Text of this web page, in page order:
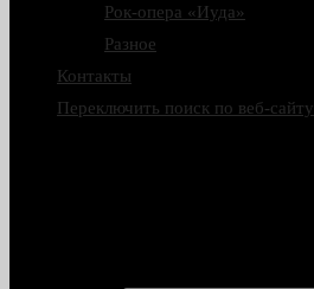
Рок-опера «Иуда»
Разное
Контакты
Переключить поиск по веб-сайту